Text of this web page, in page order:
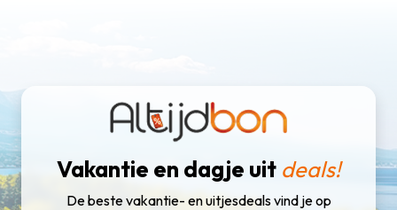
Vakantie en dagje uit deals!
De beste vakantie- en uitjesdeals vind je op